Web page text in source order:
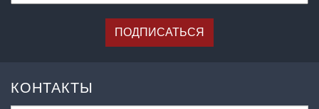
ПОДПИСАТЬСЯ
КОНТАКТЫ